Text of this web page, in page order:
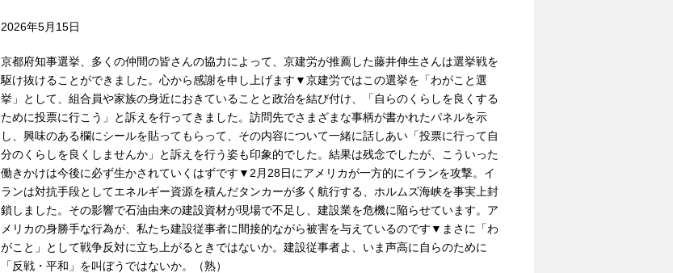
2026年5月15日
京都府知事選挙、多くの仲間の皆さんの協力によって、京建労が推薦した藤井伸生さんは選挙戦を
駆け抜けることができました。心から感謝を申し上げます▼京建労ではこの選挙を「わがこと選
挙」として、組合員や家族の身近におきていることと政治を結び付け、「自らのくらしを良くする
ために投票に行こう」と訴えを行ってきました。訪問先でさまざまな事柄が書かれたパネルを示
し、興味のある欄にシールを貼ってもらって、その内容について一緒に話しあい「投票に行って自
分のくらしを良くしませんか」と訴えを行う姿も印象的でした。結果は残念でしたが、こういった
働きかけは今後に必ず生かされていくはずです▼2月28日にアメリカが一方的にイランを攻撃。イ
ランは対抗手段としてエネルギー資源を積んだタンカーが多く航行する、ホルムズ海峡を事実上封
鎖しました。その影響で石油由来の建設資材が現場で不足し、建設業を危機に陥らせています。ア
メリカの身勝手な行為が、私たち建設従事者に間接的ながら被害を与えているのです▼まさに「わ
がこと」として戦争反対に立ち上がるときではないか。建設従事者よ、いま声高に自らのために
「反戦・平和」を叫ぼうではないか。（熟）